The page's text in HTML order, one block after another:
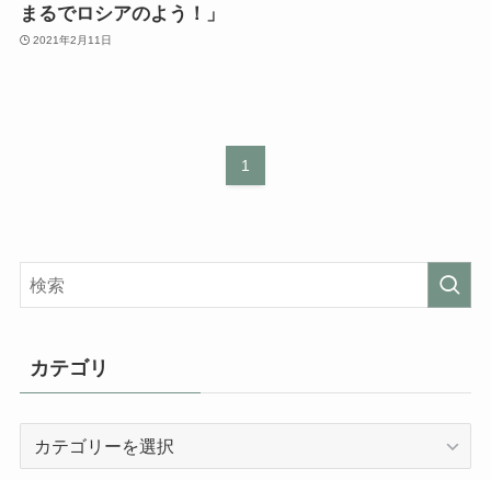
まるでロシアのよう！」
2021年2月11日
1
カテゴリ